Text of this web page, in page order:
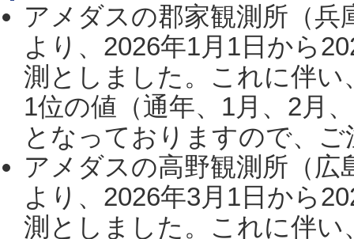
アメダスの郡家観測所（
より、2026年1月1日から
測としました。これに伴い
1位の値（通年、1月、2月
となっておりますので、
アメダスの高野観測所（
より、2026年3月1日から
測としました。これに伴い